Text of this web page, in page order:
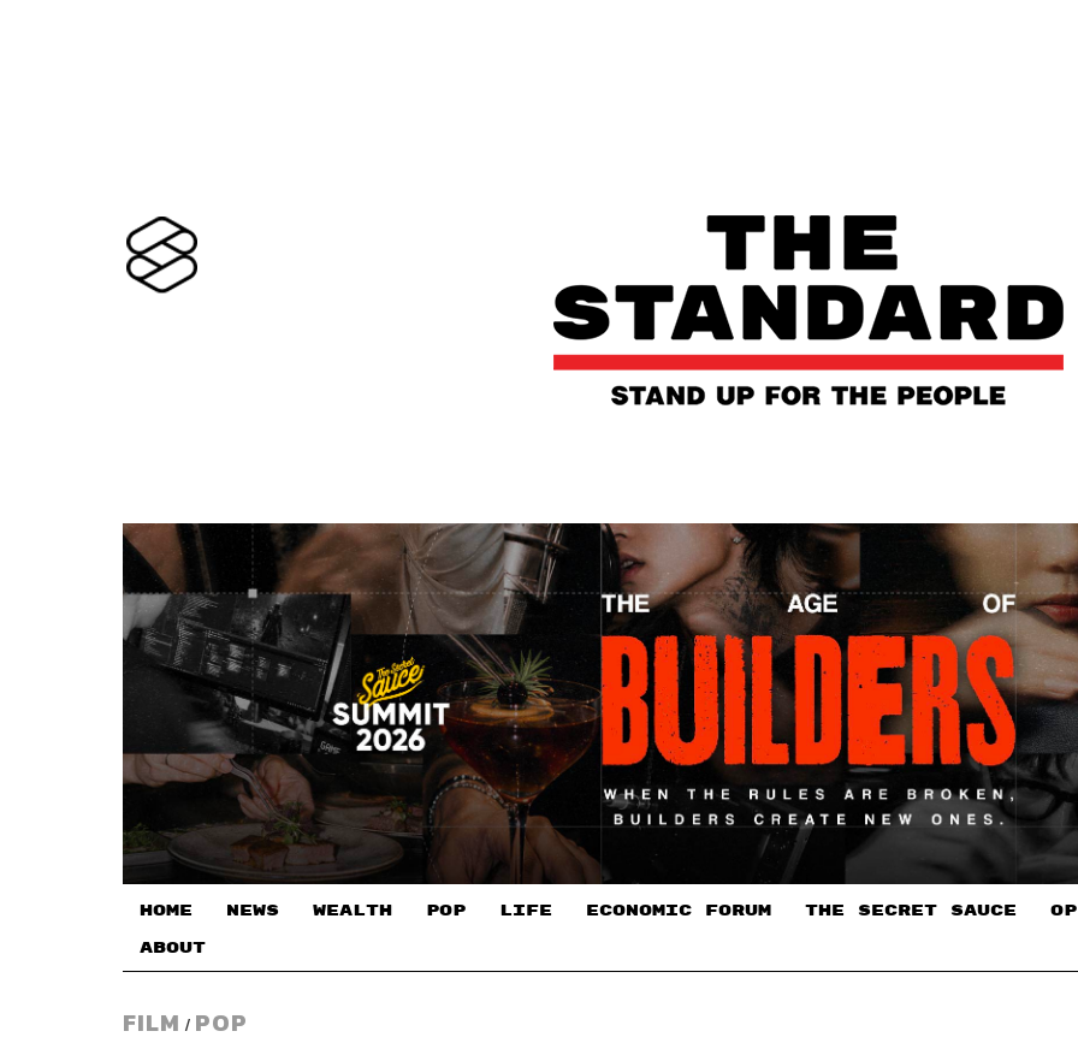
HOME NEWS WEALTH POP LIFE ECONOMIC FORUM THE SECRET SAUCE​
ABOUT
FILM / POP